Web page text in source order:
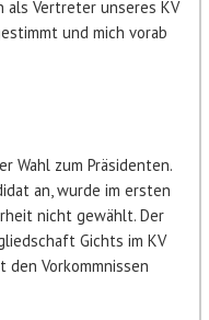
als Vertreter unseres KV
und mich vorab
Wahl zum Präsidenten.
an, wurde im ersten
nicht gewählt. Der
Gichts im KV
den Vorkommnissen